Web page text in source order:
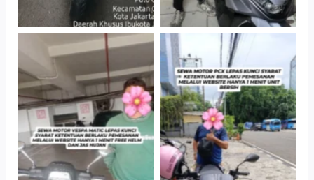
TNo Caption TNo Caption